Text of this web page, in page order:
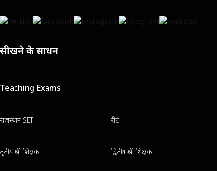
सीखने के साधन
Teaching Exams
राजस्थान SET रीट
तृतीय श्रेणी शिक्षक द्वितीय श्रेणी शिक्षक